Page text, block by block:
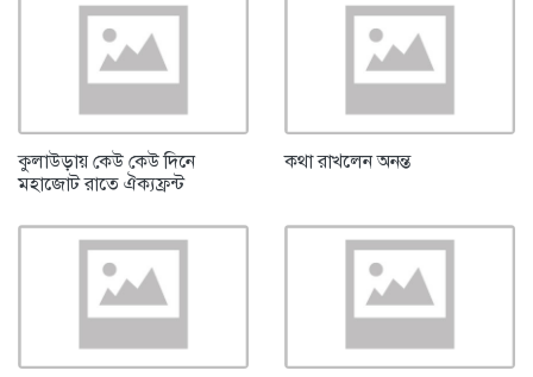
কুলাউড়ায় কেউ কেউ দিনে
মহাজোট রাতে ঐক্যফ্রন্ট
কথা রাখলেন অনন্ত